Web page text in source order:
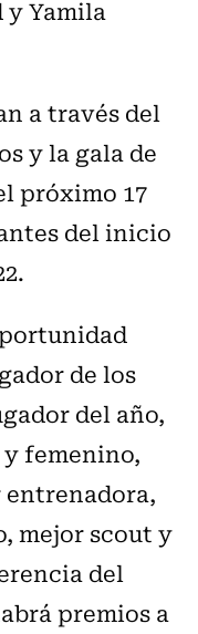
y Yamila
a través del
y la gala de
próximo 17
del inicio
de los
del año,
femenino,
mejor scout y
del
premios a